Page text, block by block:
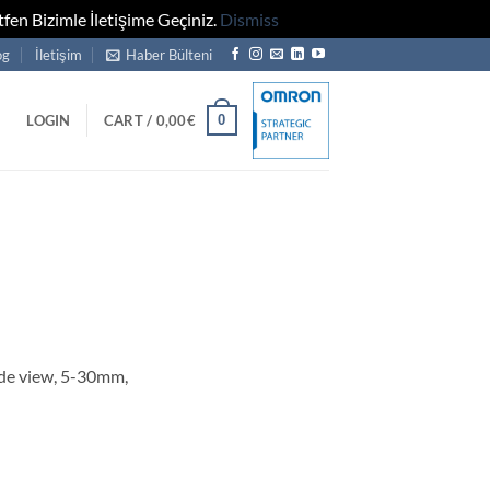
Bizimle İletişime Geçiniz. Dismiss
İletişim Haber Bülteni
LOGIN CART / 0,00€ 0
view, 5-30mm,